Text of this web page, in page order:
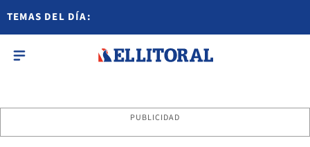
TEMAS DEL DÍA:
PUBLICIDAD